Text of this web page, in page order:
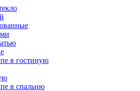
в гостиную
в спальню